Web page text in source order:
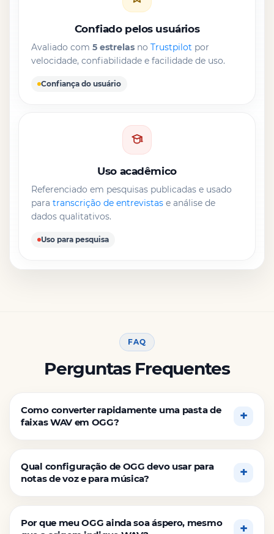
Confiado pelos usuários
Avaliado com 5 estrelas no Trustpilot por
velocidade, confiabilidade e facilidade de uso.
Confiança do usuário
Uso acadêmico
Referenciado em pesquisas publicadas e usado
para transcrição de entrevistas e análise de
dados qualitativos.
Uso para pesquisa
FAQ
Perguntas Frequentes
Como converter rapidamente uma pasta de
faixas WAV em OGG?
Qual configuração de OGG devo usar para
notas de voz e para música?
Por que meu OGG ainda soa áspero, mesmo